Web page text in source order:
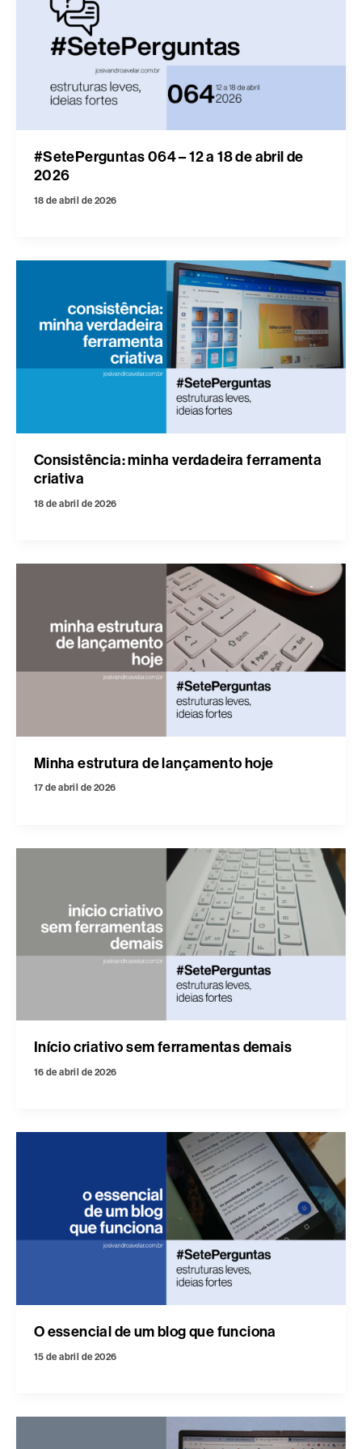
#SetePerguntas 064 – 12 a 18 de abril de
2026
18 de abril de 2026
Consistência: minha verdadeira ferramenta
criativa
18 de abril de 2026
Minha estrutura de lançamento hoje
17 de abril de 2026
Início criativo sem ferramentas demais
16 de abril de 2026
O essencial de um blog que funciona
15 de abril de 2026